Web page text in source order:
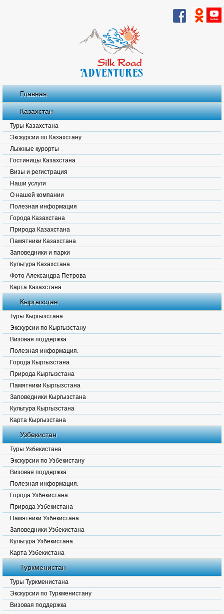
Главная
Казахстан
Туры Казахстана
Экскурсии по Казахстану
Лыжные курорты
Гостиницы Казахстана
Визы и регистрация
Наши услуги
О нашей компании
Полезная информация
Города Казахстана
Природа Казахстана
Памятники Казахстана
Заповедники и парки
Культура Казахстана
Фото Александра Петрова
Карта Казахстана
Кыргызстан
Туры Кыргызстана
Экскурсии по Кыргызстану
Визовая поддержка
Полезная информация.
Города Кыргызстана
Природа Кыргызстана
Памятники Кыргызстана
Заповедники Кыргызстана
Культура Кыргызстана
Карта Кыргызстана
Узбекистан
Туры Узбекистана
Экскурсии по Узбекистану
Визовая поддержка
Полезная информация.
Города Узбекистана
Природа Узбекистана
Памятники Узбекистана
Заповедники Узбекистана
Культура Узбекистана
Карта Узбекистана
Туркменистан
Туры Туркменистана
Экскурсии по Туркменистану
Визовая поддержка